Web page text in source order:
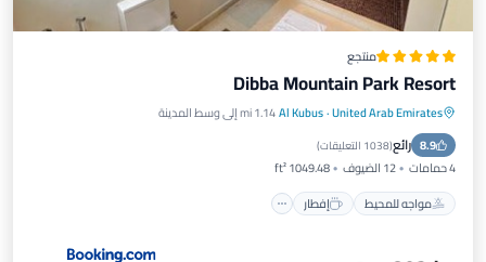
منتجع
Dibba Mountain Park Resort
United Arab Emirates
·
Al Kubus1.14 mi إلى وسط المدينة
8.9 رائع(1038 التعليقات )
4 حمامات 12 الضيوف
1049.48 ft²
مواجه للمحيط
إفطار
مواجه للمحيط إفطار
موقف سيارات
مسبح